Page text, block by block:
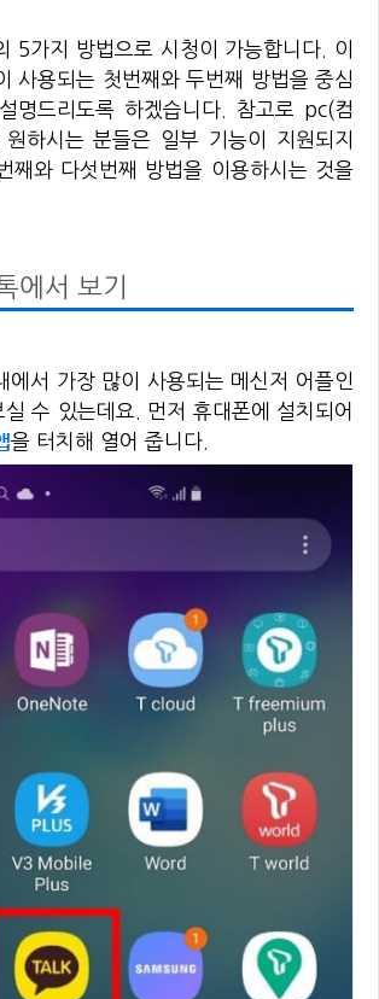
5가지 방법으로 시청이 가능합니다. 이
사용되는 첫번째와 두번째 방법을 중심
명드리도록 하겠습니다. 참고로 pc(컴
하시는 분들은 일부 기능이 지원되지
째와 다섯번째 방법을 이용하시는 것을
에서 보기
에서 가장 많이 사용되는 메신저 어플인
수 있는데요. 먼저 휴대폰에 설치되어
을 터치해 열어 줍니다.